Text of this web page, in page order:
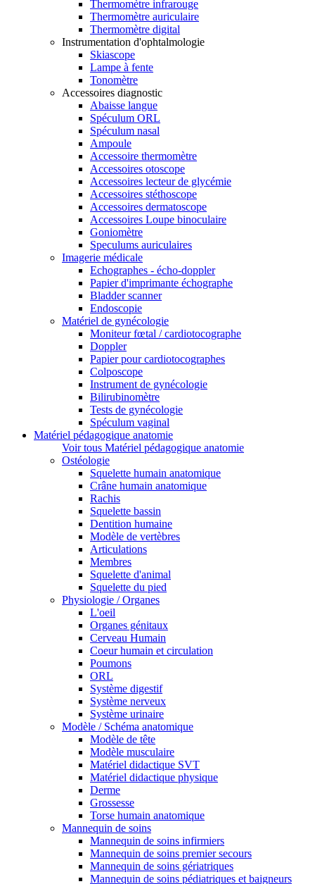
Thermomètre infrarouge
Thermomètre auriculaire
Thermomètre digital
Instrumentation d'ophtalmologie
Skiascope
Lampe à fente
Tonomètre
Accessoires diagnostic
Abaisse langue
Spéculum ORL
Spéculum nasal
Ampoule
Accessoire thermomètre
Accessoires otoscope
Accessoires lecteur de glycémie
Accessoires stéthoscope
Accessoires dermatoscope
Accessoires Loupe binoculaire
Goniomètre
Speculums auriculaires
Imagerie médicale
Echographes - écho-doppler
Papier d'imprimante échographe
Bladder scanner
Endoscopie
Matériel de gynécologie
Moniteur fœtal / cardiotocographe
Doppler
Papier pour cardiotocographes
Colposcope
Instrument de gynécologie
Bilirubinomètre
Tests de gynécologie
Spéculum vaginal
Matériel pédagogique anatomie
Voir tous Matériel pédagogique anatomie
Ostéologie
Squelette humain anatomique
Crâne humain anatomique
Rachis
Squelette bassin
Dentition humaine
Modèle de vertèbres
Articulations
Membres
Squelette d'animal
Squelette du pied
Physiologie / Organes
L'oeil
Organes génitaux
Cerveau Humain
Coeur humain et circulation
Poumons
ORL
Système digestif
Système nerveux
Système urinaire
Modèle / Schéma anatomique
Modèle de tête
Modèle musculaire
Matériel didactique SVT
Matériel didactique physique
Derme
Grossesse
Torse humain anatomique
Mannequin de soins
Mannequin de soins infirmiers
Mannequin de soins premier secours
Mannequin de soins gériatriques
Mannequin de soins pédiatriques et baigneurs